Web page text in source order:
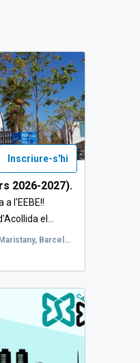
Inscriure-s'hi
2026-2027).
a l'EEBE!!
el...
EEBE, Avinguda d'Eduard Maristany, Barcelona, Espanya